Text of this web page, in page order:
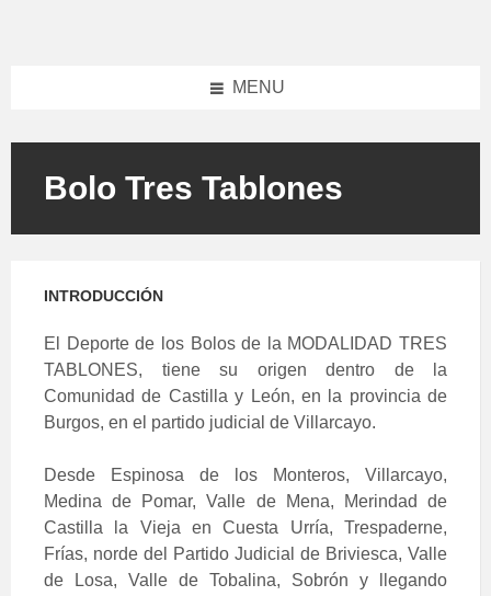
MENU
Bolo Tres Tablones
INTRODUCCIÓN
El Deporte de los Bolos de la MODALIDAD TRES
TABLONES, tiene su origen dentro de la
Comunidad de Castilla y León, en la provincia de
Burgos, en el partido judicial de Villarcayo.
Desde Espinosa de los Monteros, Villarcayo,
Medina de Pomar, Valle de Mena, Merindad de
Castilla la Vieja en Cuesta Urría, Trespaderne,
Frías, norde del Partido Judicial de Briviesca, Valle
de Losa, Valle de Tobalina, Sobrón y llegando